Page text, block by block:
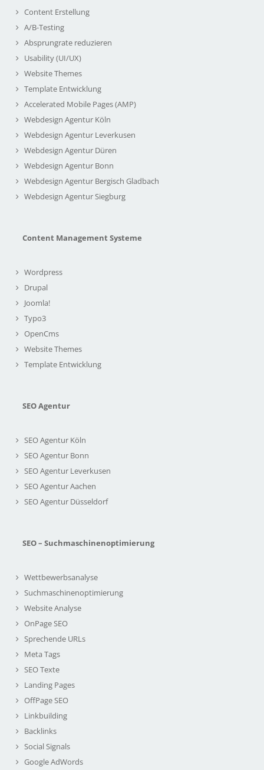
Content Erstellung
A/B-Testing
Absprungrate reduzieren
Usability (UI/UX)
Website Themes
Template Entwicklung
Accelerated Mobile Pages (AMP)
Webdesign Agentur Köln
Webdesign Agentur Leverkusen
Webdesign Agentur Düren
Webdesign Agentur Bonn
Webdesign Agentur Bergisch Gladbach
Webdesign Agentur Siegburg
Content Management Systeme
Wordpress
Drupal
Joomla!
Typo3
OpenCms
Website Themes
Template Entwicklung
SEO Agentur
SEO Agentur Köln
SEO Agentur Bonn
SEO Agentur Leverkusen
SEO Agentur Aachen
SEO Agentur Düsseldorf
SEO – Suchmaschinenoptimierung
Wettbewerbsanalyse
Suchmaschinenoptimierung
Website Analyse
OnPage SEO
Sprechende URLs
Meta Tags
SEO Texte
Landing Pages
OffPage SEO
Linkbuilding
Backlinks
Social Signals
Google AdWords